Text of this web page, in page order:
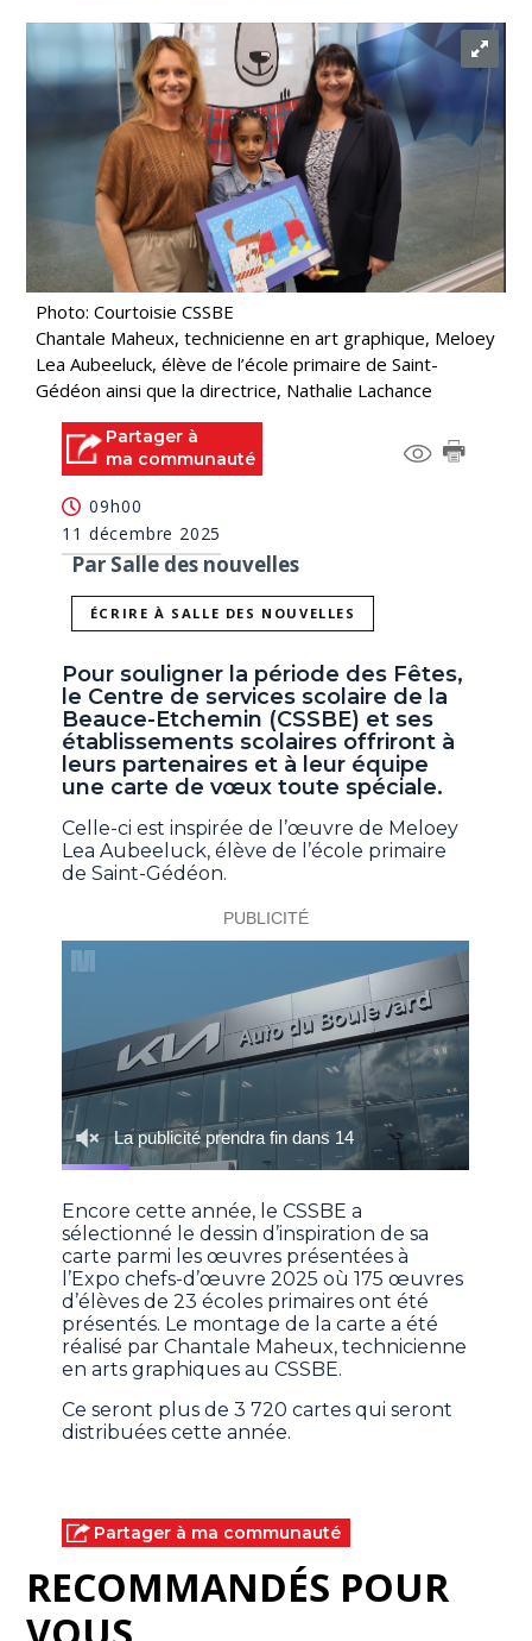
Photo: Courtoisie CSSBE
Chantale Maheux, technicienne en art graphique, Meloey
Lea Aubeeluck, élève de l’école primaire de Saint-
Gédéon ainsi que la directrice, Nathalie Lachance
Partager à
ma communauté
09h00
11 décembre 2025
Par Salle des nouvelles
ÉCRIRE À SALLE DES NOUVELLES
Pour souligner la période des Fêtes,
le Centre de services scolaire de la
Beauce-Etchemin (CSSBE) et ses
établissements scolaires offriront à
leurs partenaires et à leur équipe
une carte de vœux toute spéciale.
Celle-ci est inspirée de l’œuvre de Meloey
Lea Aubeeluck, élève de l’école primaire
de Saint-Gédéon.
Encore cette année, le CSSBE a
sélectionné le dessin d’inspiration de sa
carte parmi les œuvres présentées à
l’Expo chefs-d’œuvre 2025 où 175 œuvres
d’élèves de 23 écoles primaires ont été
présentés. Le montage de la carte a été
réalisé par Chantale Maheux, technicienne
en arts graphiques au CSSBE.
Ce seront plus de 3 720 cartes qui seront
distribuées cette année.
Partager à ma communauté
RECOMMANDÉS POUR